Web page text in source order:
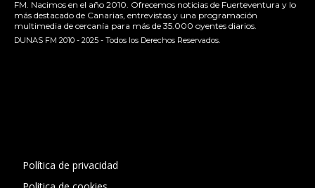
FM. Nacimos en el año 2010. Ofrecemos noticias de Fuerteventura y lo
más destacado de Canarias, entrevistas y una programación
multimedia de cercanía para más de 35.000 oyentes diarios.
DUNAS FM 2010 - 2025 - Todos los Derechos Reservados.
Política de privacidad